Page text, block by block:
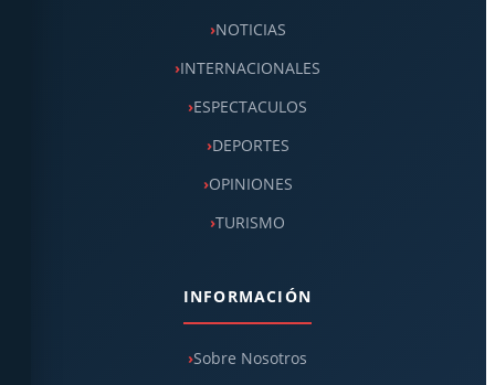
NOTICIAS
INTERNACIONALES
ESPECTACULOS
DEPORTES
OPINIONES
TURISMO
INFORMACIÓN
Sobre Nosotros